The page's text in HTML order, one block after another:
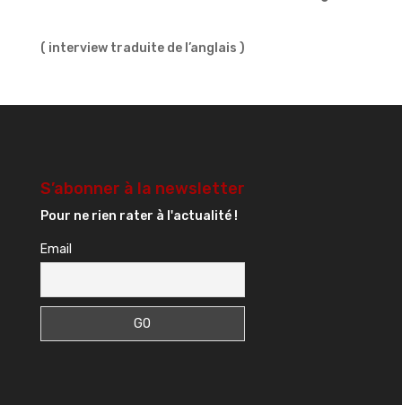
( interview traduite de l’anglais )
S’abonner à la newsletter
Pour ne rien rater à l'actualité !
Email